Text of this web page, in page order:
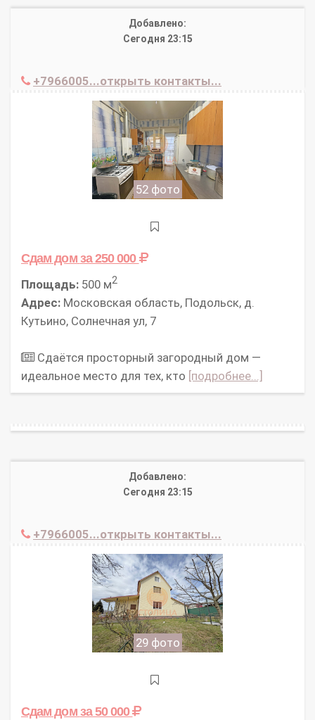
Добавлено:
Сегодня 23:15
+7966005...открыть контакты...
52 фото
Сдам домза 250 000
Площадь: 500 м2
Адрес: Московская область, Подольск, д.
Кутьино, Солнечная ул, 7
Сдаётся просторный загородный дом —
идеальное место для тех, кто [подробнее...]
Добавлено:
Сегодня 23:15
+7966005...открыть контакты...
29 фото
Сдам домза 50 000